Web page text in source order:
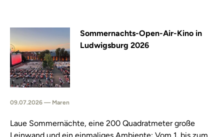
Sommernachts-Open-Air-Kino in
Ludwigsburg 2026
09.07.2026 — Maren
Laue Sommernächte, eine 200 Quadratmeter große